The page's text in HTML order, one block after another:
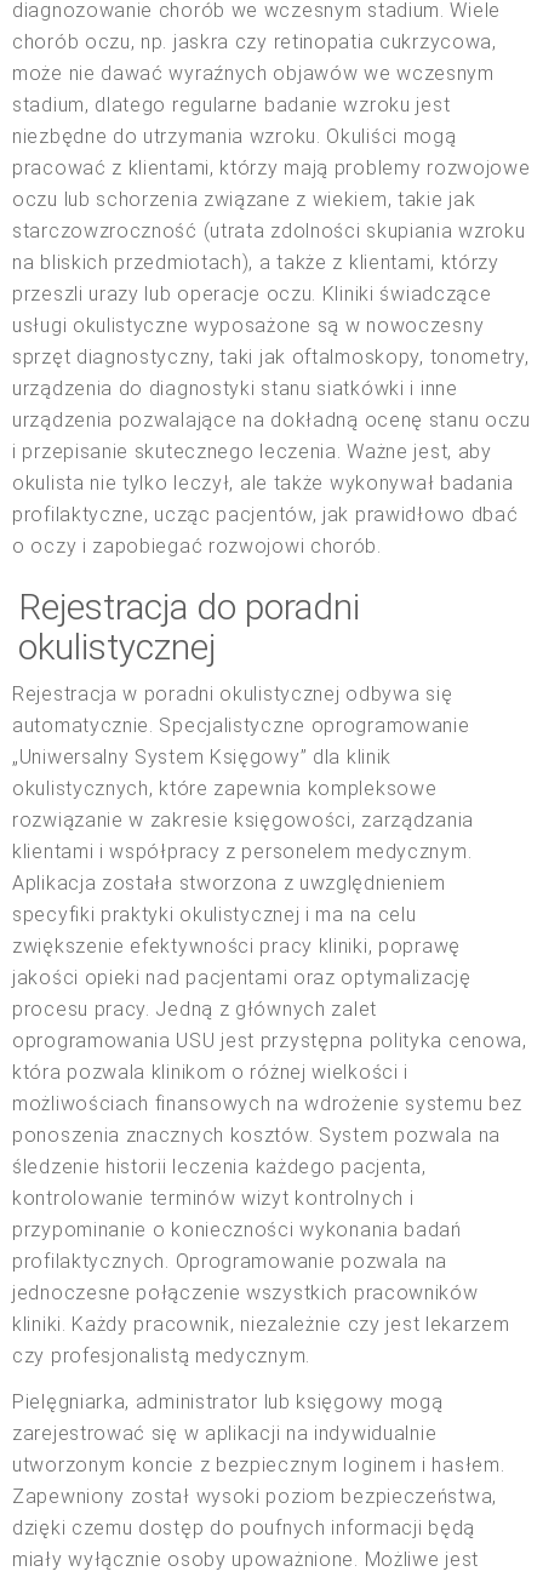
diagnozowanie chorób we wczesnym stadium. Wiele
chorób oczu, np. jaskra czy retinopatia cukrzycowa,
może nie dawać wyraźnych objawów we wczesnym
stadium, dlatego regularne badanie wzroku jest
niezbędne do utrzymania wzroku. Okuliści mogą
pracować z klientami, którzy mają problemy rozwojowe
oczu lub schorzenia związane z wiekiem, takie jak
starczowzroczność (utrata zdolności skupiania wzroku
na bliskich przedmiotach), a także z klientami, którzy
przeszli urazy lub operacje oczu. Kliniki świadczące
usługi okulistyczne wyposażone są w nowoczesny
sprzęt diagnostyczny, taki jak oftalmoskopy, tonometry,
urządzenia do diagnostyki stanu siatkówki i inne
urządzenia pozwalające na dokładną ocenę stanu oczu
i przepisanie skutecznego leczenia. Ważne jest, aby
okulista nie tylko leczył, ale także wykonywał badania
profilaktyczne, ucząc pacjentów, jak prawidłowo dbać
o oczy i zapobiegać rozwojowi chorób.
Rejestracja do poradni
okulistycznej
Rejestracja w poradni okulistycznej odbywa się
automatycznie. Specjalistyczne oprogramowanie
„Uniwersalny System Księgowy” dla klinik
okulistycznych, które zapewnia kompleksowe
rozwiązanie w zakresie księgowości, zarządzania
klientami i współpracy z personelem medycznym.
Aplikacja została stworzona z uwzględnieniem
specyfiki praktyki okulistycznej i ma na celu
zwiększenie efektywności pracy kliniki, poprawę
jakości opieki nad pacjentami oraz optymalizację
procesu pracy. Jedną z głównych zalet
oprogramowania USU jest przystępna polityka cenowa,
która pozwala klinikom o różnej wielkości i
możliwościach finansowych na wdrożenie systemu bez
ponoszenia znacznych kosztów. System pozwala na
śledzenie historii leczenia każdego pacjenta,
kontrolowanie terminów wizyt kontrolnych i
przypominanie o konieczności wykonania badań
profilaktycznych. Oprogramowanie pozwala na
jednoczesne połączenie wszystkich pracowników
kliniki. Każdy pracownik, niezależnie czy jest lekarzem
czy profesjonalistą medycznym.
Pielęgniarka, administrator lub księgowy mogą
zarejestrować się w aplikacji na indywidualnie
utworzonym koncie z bezpiecznym loginem i hasłem.
Zapewniony został wysoki poziom bezpieczeństwa,
dzięki czemu dostęp do poufnych informacji będą
miały wyłącznie osoby upoważnione. Możliwe jest